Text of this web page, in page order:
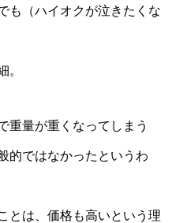
も（ハイオクが泣きたくな
。
重量が重くなってしまう
的ではなかったというわ
とは、価格も高いという理